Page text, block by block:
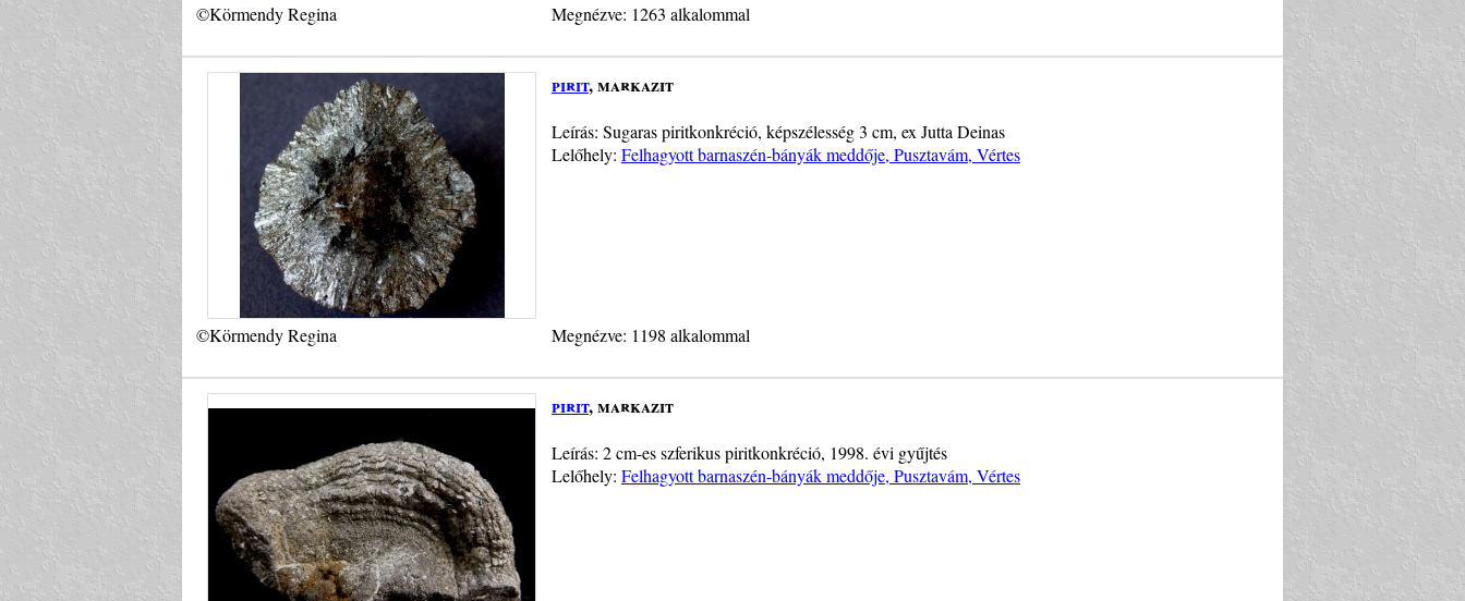
©Körmendy Regina Megnézve: 1263 alkalommal
pirit, markazit
Leírás: Sugaras piritkonkréció, képszélesség 3 cm, ex Jutta Deinas
Lelőhely: Felhagyott barnaszén-bányák meddője, Pusztavám, Vértes
©Körmendy Regina Megnézve: 1198 alkalommal
pirit, markazit
Leírás: 2 cm-es szferikus piritkonkréció, 1998. évi gyűjtés
Lelőhely: Felhagyott barnaszén-bányák meddője, Pusztavám, Vértes